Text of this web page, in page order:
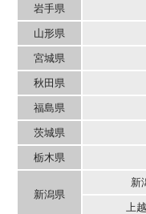
岩手県
山形県
宮城県
秋田県
福島県
茨城県
栃木県
新潟県
新
上